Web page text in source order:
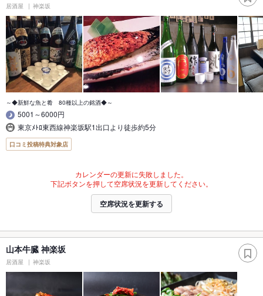
居酒屋 神楽坂
～◆新鮮な魚と肴 80種以上の銘酒◆～
5001～6000円
東京ﾒﾄﾛ東西線神楽坂駅1出口より徒歩約5分
口コミ投稿特典対象店
カレンダーの更新に失敗しました。
下記ボタンを押して空席状況を更新してください。
空席状況を更新する
山本牛臓 神楽坂
居酒屋 神楽坂